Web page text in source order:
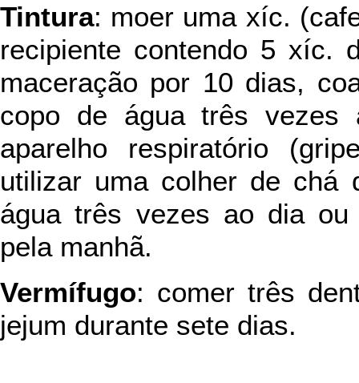
Tintura: moer uma xíc.
recipiente contendo 5 xíc.
maceração por 10 dias,
copo de água três vezes
aparelho respiratório
utilizar uma colher de chá
água três vezes ao dia
pela manhã.
Vermífugo: comer três
jejum durante sete dias.